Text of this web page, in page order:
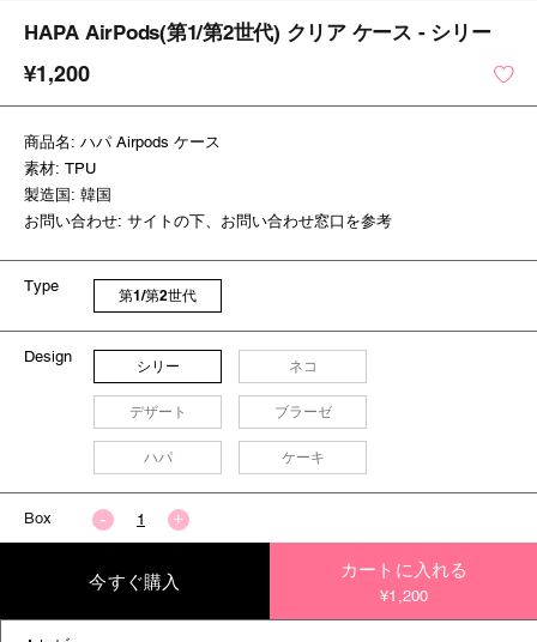
HAPA AirPods(第1/第2世代) クリア ケース - シリー
¥1,200
商品名: ハパ Airpods ケース
素材: TPU
製造国: 韓国
お問い合わせ: サイトの下、お問い合わせ窓口を参考
Type
第1/第2世代
Design
シリー ネコ
デザート ブラーゼ
ハパ ケーキ
Box
今すぐ購入
カートに入れる
¥1,200